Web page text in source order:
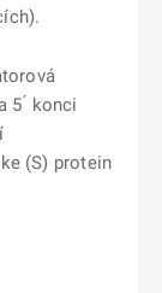
5 ́ konci
(S) protein